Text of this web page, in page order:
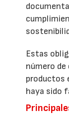
Estas
número
productos
haya sido